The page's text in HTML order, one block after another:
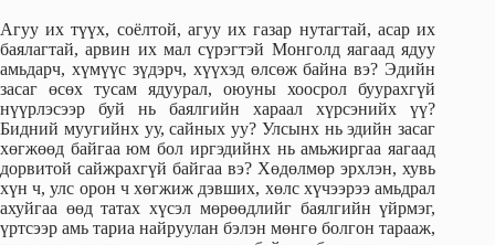
Агуу их түүх, соёлтой, агуу их газар нутагтай, асар их
баялагтай, арвин их мал сүрэгтэй Монголд яагаад ядуу
амьдарч, хүмүүс зүдэрч, хүүхэд өлсөж байна вэ? Эдийн
засаг өсөх тусам ядуурал, оюуны хоосрол буурахгүй
нүүрлэсээр буй нь баялгийн хараал хүрсэнийх үү?
Бидний муугийнх уу, сайных уу? Улсынх нь эдийн засаг
хөгжөөд байгаа юм бол иргэдийнх нь амьжиргаа яагаад
дорвитой сайжрахгүй байгаа вэ? Хөдөлмөр эрхлэн, хувь
хүн ч, улс орон ч хөгжиж дэвших, хөлс хүчээрээ амьдрал
ахуйгаа өөд татах хүсэл мөрөөдлийг баялгийн үйрмэг,
үртсээр амь тариа найруулан бэлэн мөнгө болгон тарааж,